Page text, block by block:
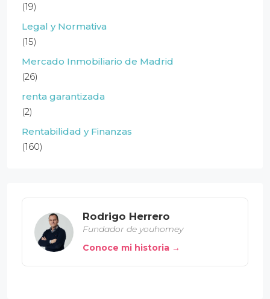
(19)
Legal y Normativa
(15)
Mercado Inmobiliario de Madrid
(26)
renta garantizada
(2)
Rentabilidad y Finanzas
(160)
Rodrigo Herrero
Fundador de youhomey
Conoce mi historia →